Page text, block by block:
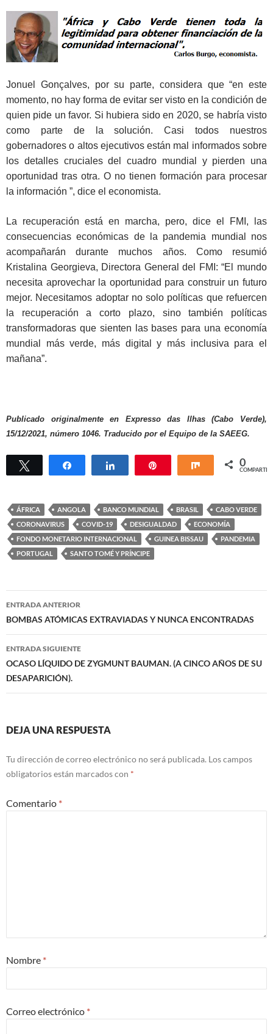
Jonuel Gonçalves, por su parte, considera que “en este
momento, no hay forma de evitar ser visto en la condición de
quien pide un favor. Si hubiera sido en 2020, se habría visto
como parte de la solución. Casi todos nuestros
gobernadores o altos ejecutivos están mal informados sobre
los detalles cruciales del cuadro mundial y pierden una
oportunidad tras otra. O no tienen formación para procesar
la información ”, dice el economista.
La recuperación está en marcha, pero, dice el FMI, las
consecuencias económicas de la pandemia mundial nos
acompañarán durante muchos años. Como resumió
Kristalina Georgieva, Directora General del FMI: “El mundo
necesita aprovechar la oportunidad para construir un futuro
mejor. Necesitamos adoptar no solo políticas que refuercen
la recuperación a corto plazo, sino también políticas
transformadoras que sienten las bases para una economía
mundial más verde, más digital y más inclusiva para el
mañana”.
Publicado originalmente en Expresso das Ilhas (Cabo Verde),
15/12/2021, número 1046. Traducido por el Equipo de la SAEEG.
Twittear Compartir Compartir Compartir
0
COMPARTIR
ÁFRICA ANGOLA BANCO MUNDIAL BRASIL
CABO VERDE
CORONAVIRUS
COVID-19 DESIGUALDAD
ECONOMÍA
FONDO MONETARIO INTERNACIONAL
GUINEA BISSAU
PANDEMIA
PORTUGAL
SANTO TOMÉ Y PRÍNCIPE
Navegación
de
entradas
ENTRADA ANTERIOR
BOMBAS ATÓMICAS EXTRAVIADAS Y NUNCA ENCONTRADAS
ENTRADA SIGUIENTE
OCASO LÍQUIDO DE ZYGMUNT BAUMAN. (A CINCO AÑOS DE SU
DESAPARICIÓN).
DEJA UNA RESPUESTA
Tu dirección de correo electrónico no será publicada. Los campos
obligatorios están marcados con *
Comentario *
Nombre *
Correo electrónico *